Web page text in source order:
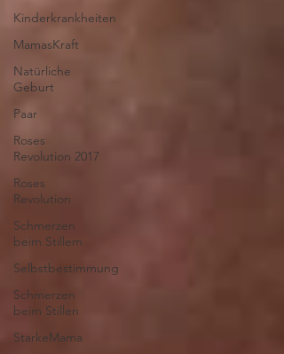
Kinderkrankheiten
MamasKraft
Natürliche
Geburt
Paar
Roses
Revolution 2017
Roses
Revolution
Schmerzen
beim Stillem
Selbstbestimmung
Schmerzen
beim Stillen
StarkeMama